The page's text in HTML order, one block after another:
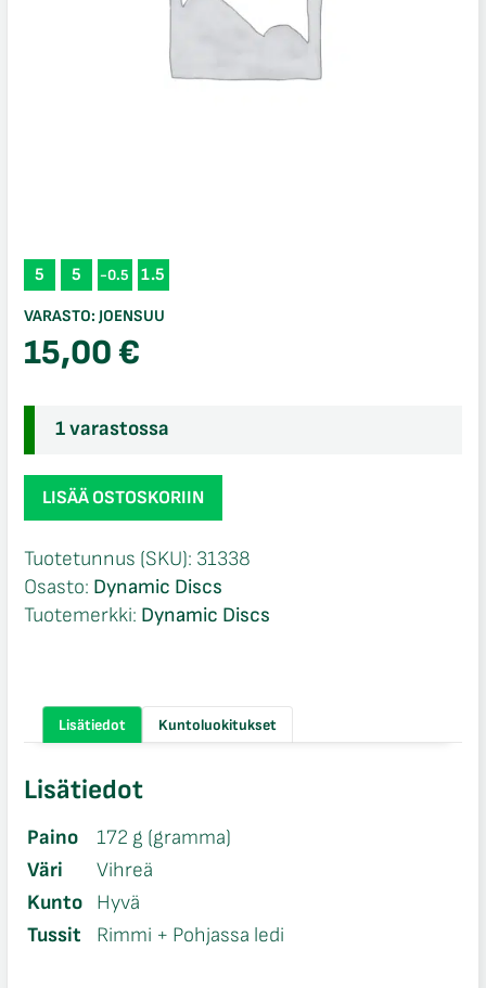
5 5 -0.5 1.5
VARASTO: JOENSUU
15,00€
1 varastossa
Dynamic
Discs
Fugitive
määrä
LISÄÄ OSTOSKORIIN
Tuotetunnus (SKU): 31338
Osasto: Dynamic Discs
Tuotemerkki: Dynamic Discs
Lisätiedot Kuntoluokitukset
Lisätiedot
Paino
172 g (gramma)
Väri
Vihreä
Kunto
Hyvä
Tussit
Rimmi + Pohjassa ledi